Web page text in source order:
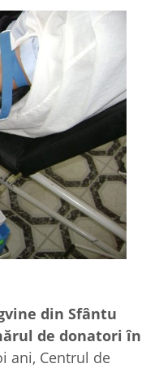
din Sfântu
de donatori în
ani, Centrul de